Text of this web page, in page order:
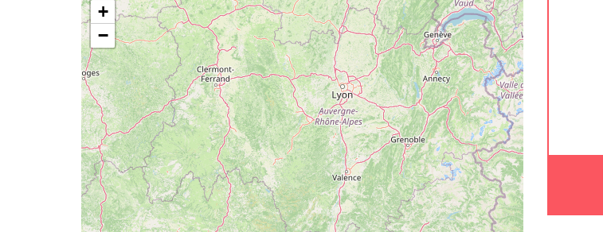
+
−